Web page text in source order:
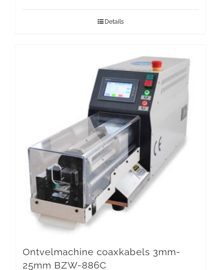
Details
Ontvelmachine coaxkabels 3mm-
25mm BZW-886C